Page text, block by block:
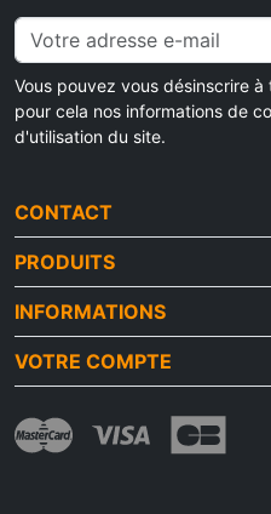
Vous pouvez vous désinscrire
pour cela nos informations de
d'utilisation du site.
CONTACT
PRODUITS
INFORMATIONS
VOTRE COMPTE